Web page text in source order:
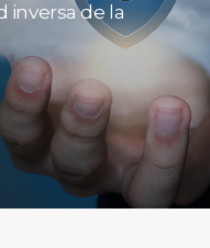
inversa de la